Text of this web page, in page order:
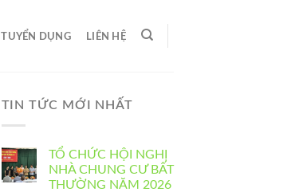
TUYỂN DỤNG LIÊN HỆ
TIN TỨC MỚI NHẤT
TỔ CHỨC HỘI NGHỊ
NHÀ CHUNG CƯ BẤT
THƯỜNG NĂM 2026